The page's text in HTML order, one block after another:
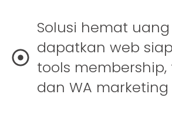
Solusi hemat
dapatkan web
tools membership,
dan WA marketing